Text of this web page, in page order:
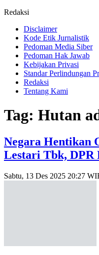
Redaksi
Disclaimer
Kode Etik Jurnalistik
Pedoman Media Siber
Pedoman Hak Jawab
Kebijakan Privasi
Standar Perlindungan
Redaksi
Tentang Kami
Tag: Hutan
Negara Hentikan
Lestari Tbk, DPR
Sabtu, 13 Des 2025 20:27